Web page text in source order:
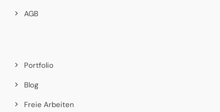
AGB
Portfolio
Blog
Freie Arbeiten